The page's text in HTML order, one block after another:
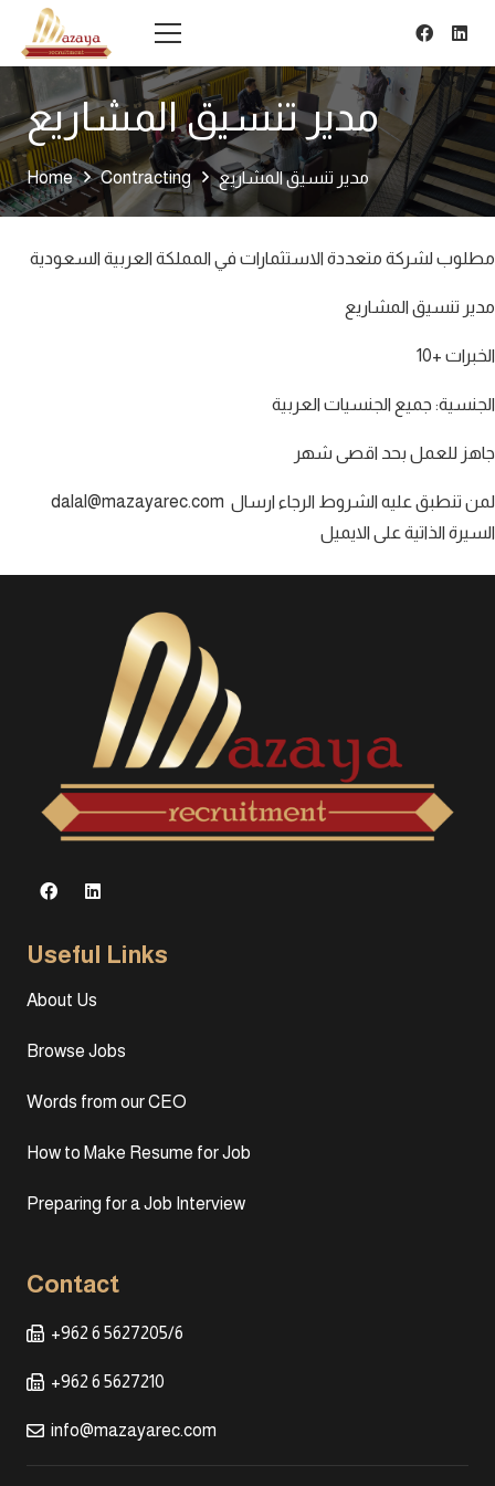
مدير تنسيق المشاريع
Home Contracting مدير تنسيق المشاريع
مطلوب لشركة متعددة الاستثمارات في المملكة العربية السعودية
مدير تنسيق المشاريع
الخبرات +10
الجنسية: جميع الجنسيات العربية
جاهز للعمل بحد اقصى شهر
dalal@mazayarec.com
السيرة الذاتية على الايميل
Useful Links
About Us
Browse Jobs
Words from our CEO
How to Make Resume for Job
Preparing for a Job Interview
Contact
+962 6 5627205/6
+962 6 5627210
info@mazayarec.com